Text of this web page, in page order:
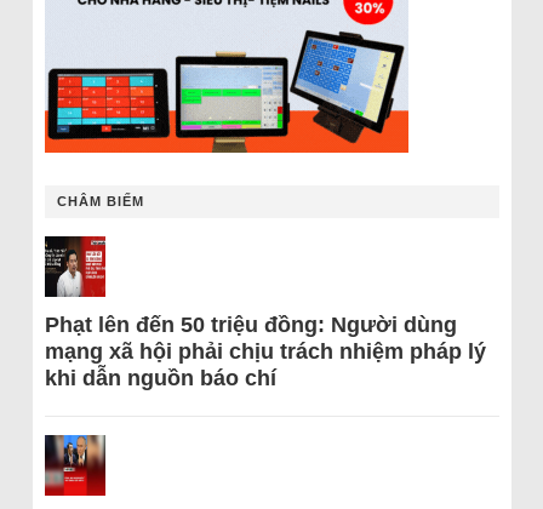
CHÂM BIẾM
Phạt lên đến 50 triệu đồng: Người dùng
mạng xã hội phải chịu trách nhiệm pháp lý
khi dẫn nguồn báo chí